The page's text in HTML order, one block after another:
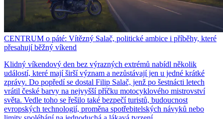
CENTRUM o páté: Vítězný Salač, politické ambice i příběhy, které
přesahují běžný víkend
Klidný víkendový den bez výrazných extrémů nabídl několik
událostí, které mají širší význam a nezůstávají jen u jedné krátké
zprávy. Do popředí se dostal Filip Salač, jenž po šestnácti letech
vrátil české barvy na nejvyšší příčku motocyklového mistrovství
světa. Vedle toho se řešilo také bezpečí turistů, budoucnost
evropských technologií, proměna spotřebitelských návyků nebo